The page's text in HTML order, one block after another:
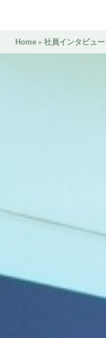
Home » 社員インタビュー